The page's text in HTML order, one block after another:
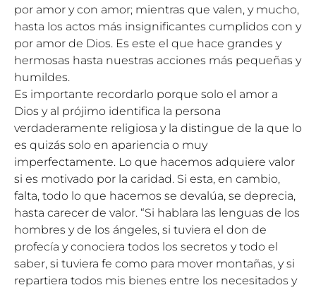
por amor y con amor; mientras que valen, y mucho,
hasta los actos más insignificantes cumplidos con y
por amor de Dios. Es este el que hace grandes y
hermosas hasta nuestras acciones más pequeñas y
humildes.
Es importante recordarlo porque solo el amor a
Dios y al prójimo identifica la persona
verdaderamente religiosa y la distingue de la que lo
es quizás solo en apariencia o muy
imperfectamente. Lo que hacemos adquiere valor
si es motivado por la caridad. Si esta, en cambio,
falta, todo lo que hacemos se devalúa, se deprecia,
hasta carecer de valor. “Si hablara las lenguas de los
hombres y de los ángeles, si tuviera el don de
profecía y conociera todos los secretos y todo el
saber, si tuviera fe como para mover montañas, y si
repartiera todos mis bienes entre los necesitados y